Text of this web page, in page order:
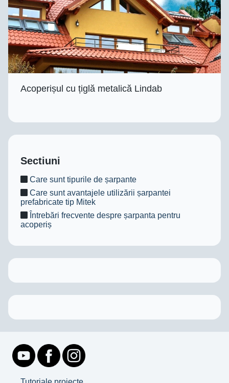
Acoperișul cu țiglă metalică Lindab
Sectiuni
Care sunt tipurile de șarpante
Care sunt avantajele utilizării șarpantei
prefabricate tip Mitek
Întrebări frecvente despre șarpanta pentru
acoperiș